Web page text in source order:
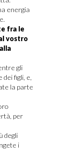
energia
fra le
vostro
gli
figli, e,
la parte
per
degli
i